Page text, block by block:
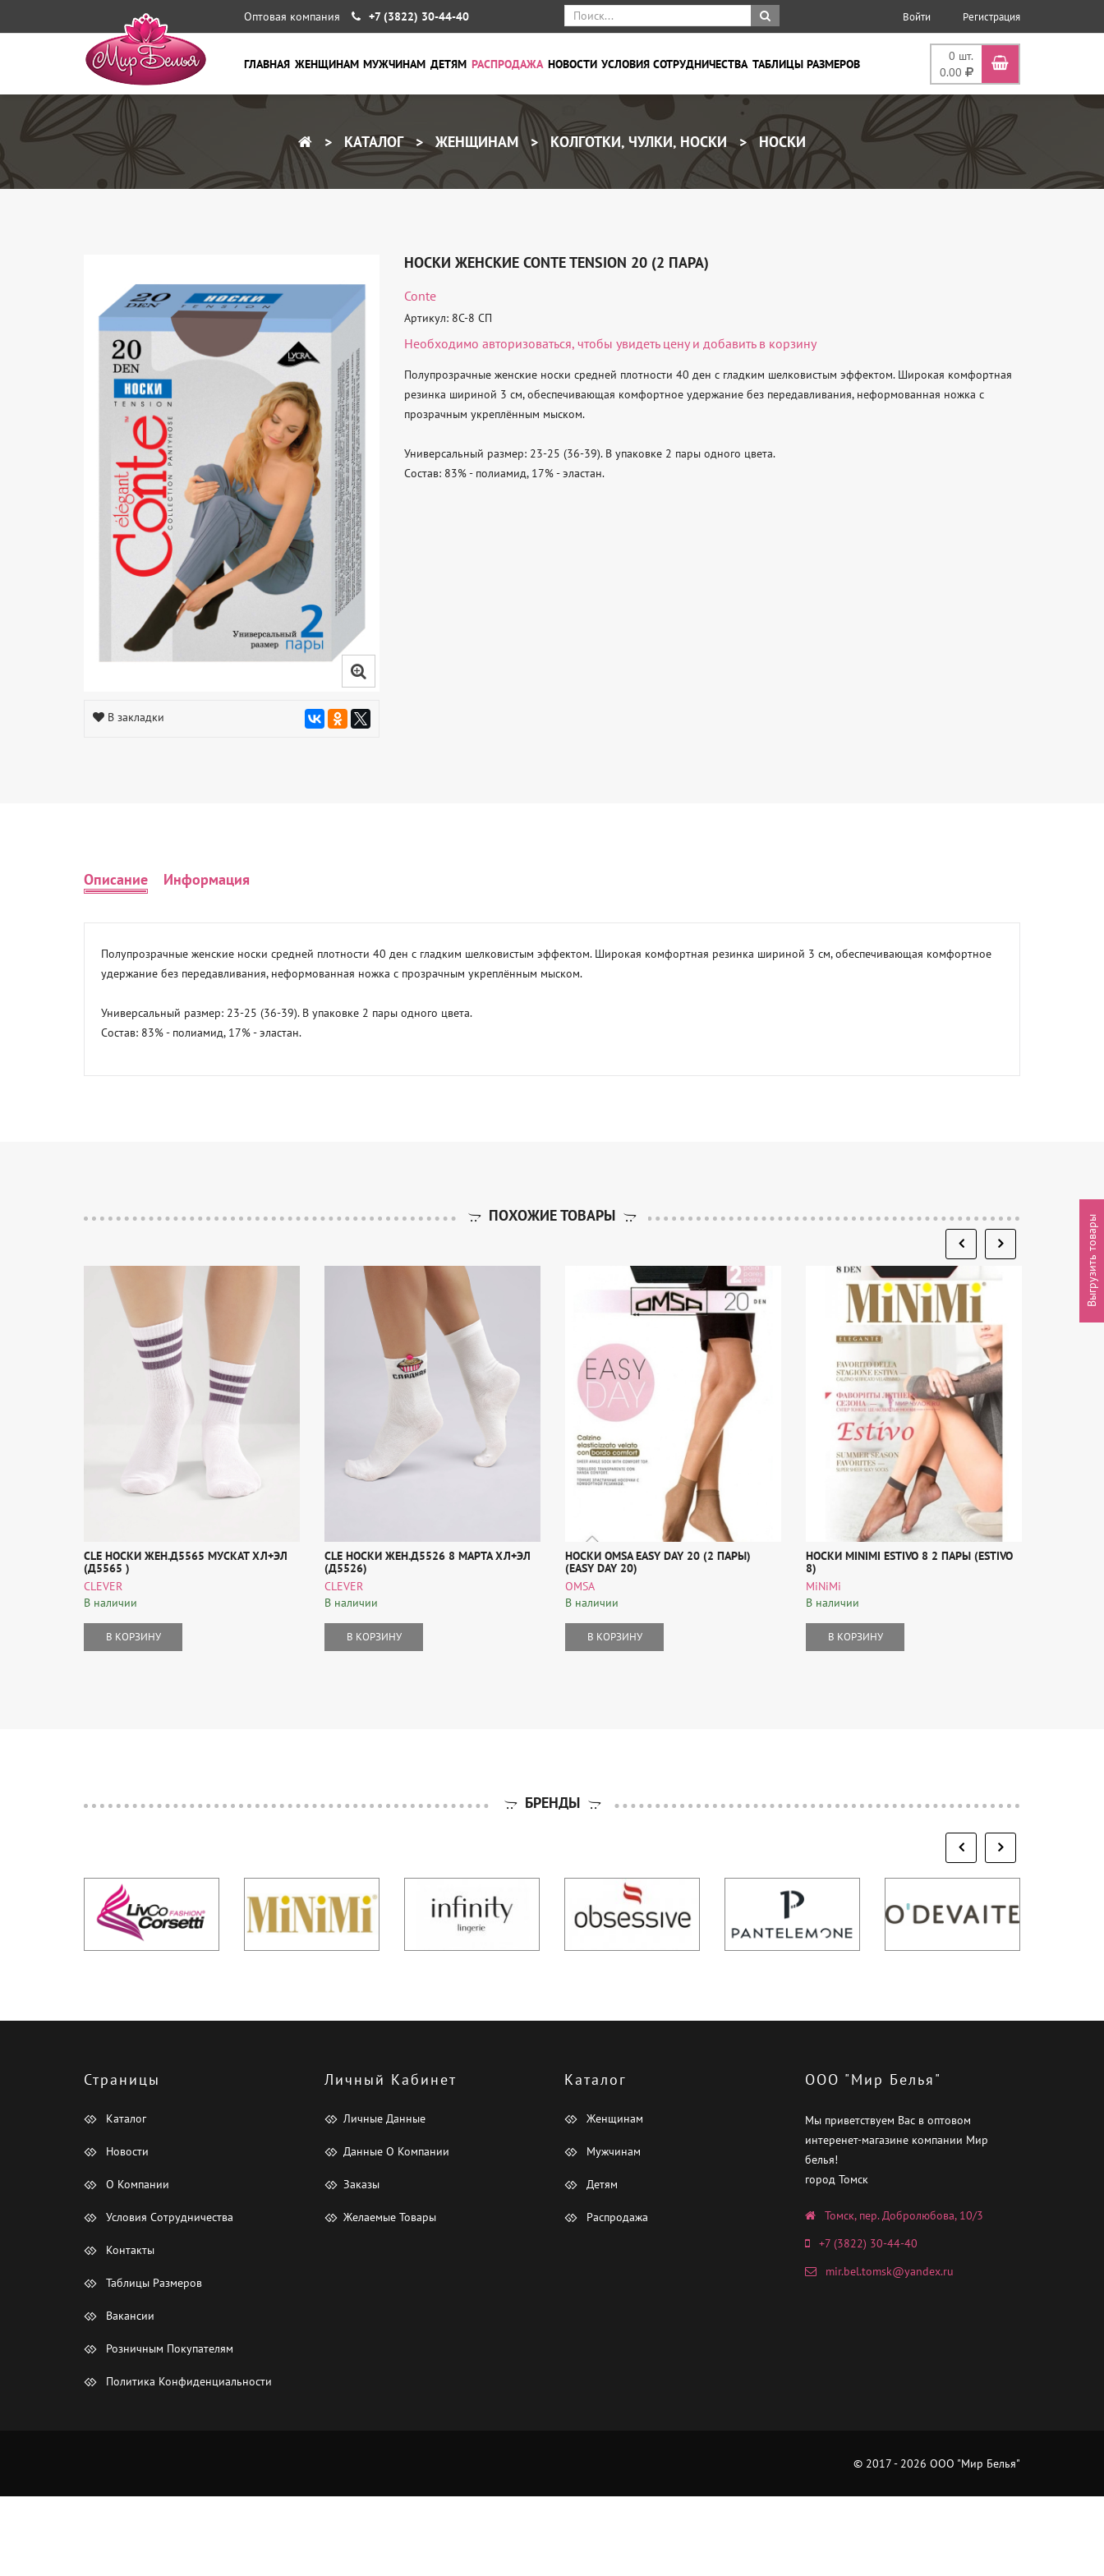
Оптовая компания +7 (3822) 30-44-40 Войти Регистрация
0 шт.
0.00
ГЛАВНАЯ ЖЕНЩИНАМ МУЖЧИНАМ ДЕТЯМ РАСПРОДАЖА НОВОСТИ УСЛОВИЯ СОТРУДНИЧЕСТВА ТАБЛИЦЫ РАЗМЕРОВ
КАТАЛОГ ЖЕНЩИНАМ КОЛГОТКИ, ЧУЛКИ, НОСКИ НОСКИ
В закладки
НОСКИ ЖЕНСКИЕ CONTE TENSION 20 (2 ПАРА)
Conte
Артикул: 8С-8 СП
Необходимо авторизоваться, чтобы увидеть цену и добавить в корзину
Полупрозрачные женские носки средней плотности 40 ден с гладким шелковистым эффектом. Широкая комфортная
резинка шириной 3 см, обеспечивающая комфортное удержание без передавливания, неформованная ножка с
прозрачным укреплённым мыском.
Универсальный размер: 23-25 (36-39). В упаковке 2 пары одного цвета.
Состав: 83% - полиамид, 17% - эластан.
Описание Информация
Полупрозрачные женские носки средней плотности 40 ден с гладким шелковистым эффектом. Широкая комфортная резинка шириной 3 см, обеспечивающая комфортное
удержание без передавливания, неформованная ножка с прозрачным укреплённым мыском.
Универсальный размер: 23-25 (36-39). В упаковке 2 пары одного цвета.
Состав: 83% - полиамид, 17% - эластан.
ПОХОЖИЕ ТОВАРЫ
CLE НОСКИ ЖЕН.Д5565 МУСКАТ ХЛ+ЭЛ
(Д5565 )
CLEVER
В наличии
В КОРЗИНУ
CLE НОСКИ ЖЕН.Д5526 8 МАРТА ХЛ+ЭЛ
(Д5526)
CLEVER
В наличии
В КОРЗИНУ
НОСКИ OMSA EASY DAY 20 (2 ПАРЫ)
(EASY DAY 20)
OMSA
В наличии
В КОРЗИНУ
НОСКИ MINIMI ESTIVO 8 2 ПАРЫ (ESTIVO
8)
MiNiMi
В наличии
В КОРЗИНУ
БРЕНДЫ
Страницы
Каталог
Новости
О Компании
Условия Сотрудничества
Контакты
Таблицы Размеров
Вакансии
Розничным Покупателям
Политика Конфиденциальности
Личный Кабинет
Личные Данные
Данные О Компании
Заказы
Желаемые Товары
Каталог
Женщинам
Мужчинам
Детям
Распродажа
ООО "Мир Белья"
Мы приветствуем Вас в оптовом
интеренет-магазине компании Мир
белья!
город Томск
Томск, пер. Добролюбова, 10/3
+7 (3822) 30-44-40
mir.bel.tomsk@yandex.ru
© 2017 - 2026 ООО "Мир Белья"
Выгрузить товары